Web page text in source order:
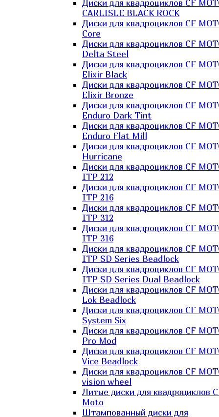
Диски для квадроциклов CF
CARLISLE BLACK ROCK
Диски для квадроциклов CF
Core
Диски для квадроциклов CF
Delta Steel
Диски для квадроциклов CF
Elixir Black
Диски для квадроциклов CF
Elixir Bronze
Диски для квадроциклов CF
Enduro Dark Tint
Диски для квадроциклов CF
Enduro Flat Mill
Диски для квадроциклов CF
Hurricane
Диски для квадроциклов CF
ITP 212
Диски для квадроциклов CF
ITP 216
Диски для квадроциклов CF
ITP 312
Диски для квадроциклов CF
ITP 316
Диски для квадроциклов CF
ITP SD Series Beadlock
Диски для квадроциклов CF
ITP SD Series Dual Beadlock
Диски для квадроциклов CF
Lok Beadlock
Диски для квадроциклов CF
System Six
Диски для квадроциклов CF
Pro Mod
Диски для квадроциклов CF
Vice Beadlock
Диски для квадроциклов CF
vision wheel
Литые диски для квадроциклов
Moto
Штампованный диски для